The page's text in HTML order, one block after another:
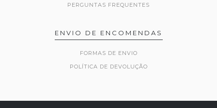
PERGUNTAS FREQUENTES
ENVIO DE ENCOMENDAS
FORMAS DE ENVIO
POLÍTICA DE DEVOLUÇÃO